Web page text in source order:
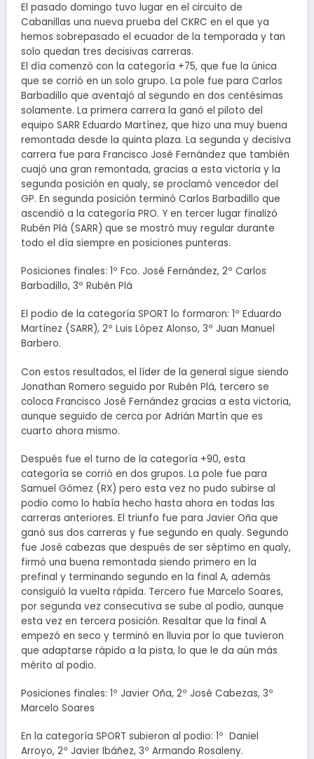
El pasado domingo tuvo lugar en el circuito de
Cabanillas una nueva prueba del CKRC en el que ya
hemos sobrepasado el ecuador de la temporada y tan
solo quedan tres decisivas carreras.
El día comenzó con la categoría +75, que fue la única
que se corrió en un solo grupo. La pole fue para Carlos
Barbadillo que aventajó al segundo en dos centésimas
solamente. La primera carrera la ganó el piloto del
equipo SARR Eduardo Martínez, que hizo una muy buena
remontada desde la quinta plaza. La segunda y decisiva
carrera fue para Francisco José Fernández que también
cuajó una gran remontada, gracias a esta victoria y la
segunda posición en qualy, se proclamó vencedor del
GP. En segunda posición terminó Carlos Barbadillo que
ascendió a la categoría PRO. Y en tercer lugar finalizó
Rubén Plá (SARR) que se mostró muy regular durante
todo el día siempre en posiciones punteras.
Posiciones finales: 1º Fco. José Fernández, 2º Carlos
Barbadillo, 3º Rubén Plá
El podio de la categoría SPORT lo formaron: 1º Eduardo
Martínez (SARR), 2º Luis López Alonso, 3º Juan Manuel
Barbero.
Con estos resultados, el líder de la general sigue siendo
Jonathan Romero seguido por Rubén Plá, tercero se
coloca Francisco José Fernández gracias a esta victoria,
aunque seguido de cerca por Adrián Martín que es
cuarto ahora mismo.
Después fue el turno de la categoría +90, esta
categoría se corrió en dos grupos. La pole fue para
Samuel Gómez (RX) pero esta vez no pudo subirse al
podio como lo había hecho hasta ahora en todas las
carreras anteriores. El triunfo fue para Javier Oña que
ganó sus dos carreras y fue segundo en qualy. Segundo
fue José cabezas que después de ser séptimo en qualy,
firmó una buena remontada siendo primero en la
prefinal y terminando segundo en la final A, además
consiguió la vuelta rápida. Tercero fue Marcelo Soares,
por segunda vez consecutiva se sube al podio, aunque
esta vez en tercera posición. Resaltar que la final A
empezó en seco y terminó en lluvia por lo que tuvieron
que adaptarse rápido a la pista, lo que le da aún más
mérito al podio.
Posiciones finales: 1º Javier Oña, 2º José Cabezas, 3º
Marcelo Soares
En la categoría SPORT subieron al podio: 1º Daniel
Arroyo, 2º Javier Ibáñez, 3º Armando Rosaleny.